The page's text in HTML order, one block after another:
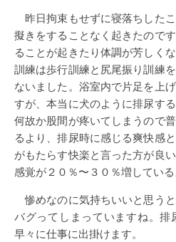
昨日拘束もせずに寝落ちした
擬きをすることなく起きたので
ることが起きたり体調が芳しく
訓練は歩行訓練と尻尾振り訓練
ないました。浴室内で片足を上
すが、本当に犬のように排尿す
何故か股間が疼いてしまうので
るより、排尿時に感じる爽快感
がもたらす快楽と言った方が良
感覚が２０％〜３０％増している
惨めなのに気持ちいいと思う
バグってしまっていますね。排
早々に仕事に出掛けます。